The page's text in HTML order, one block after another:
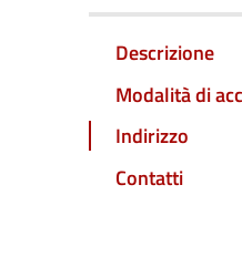
Descrizione
Modalità di
Indirizzo
Contatti